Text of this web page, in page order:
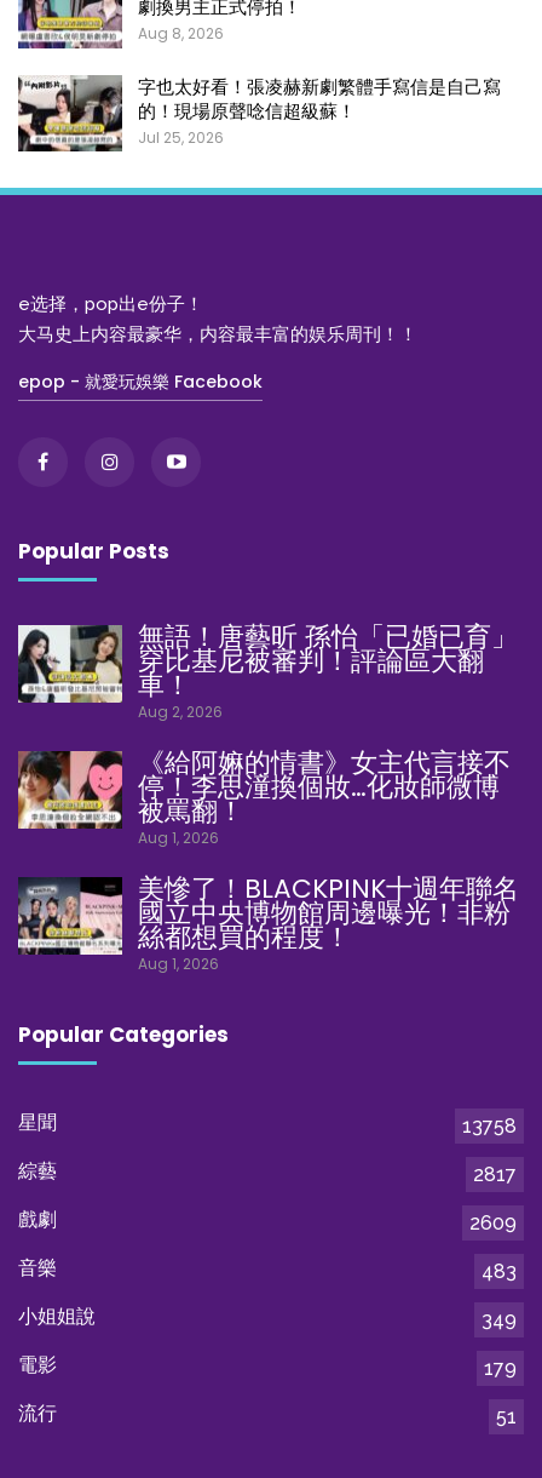
劇換男主正式停拍！
Aug 8, 2026
字也太好看！張凌赫新劇繁體手寫信是自己寫
的！現場原聲唸信超級蘇！
Jul 25, 2026
e选择，pop出e份子！
大马史上内容最豪华，内容最丰富的娱乐周刊！！
epop - 就愛玩娛樂 Facebook
Popular Posts
無語！唐藝昕 孫怡「已婚已育」
穿比基尼被審判！評論區大翻
車！
Aug 2, 2026
《給阿嫲的情書》女主代言接不
停！李思潼換個妝…化妝師微博
被罵翻！
Aug 1, 2026
美慘了！BLACKPINK十週年聯名
國立中央博物館周邊曝光！非粉
絲都想買的程度！
Aug 1, 2026
Popular Categories
星聞
13758
綜藝
2817
戲劇
2609
音樂
483
小姐姐說
349
電影
179
流行
51